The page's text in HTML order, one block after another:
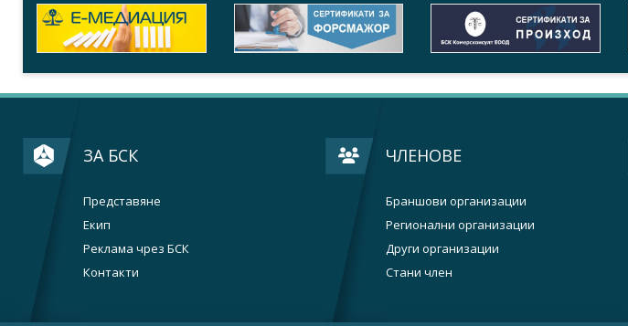
ЗА БСК
Представяне
Екип
Реклама чрез БСК
Контакти
ЧЛЕНОВЕ
Браншови организации
Регионални организации
Други организации
Стани член